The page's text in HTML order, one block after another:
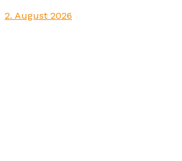
2. August 2026